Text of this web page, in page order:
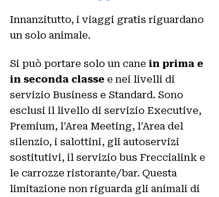
Innanzitutto, i viaggi gratis riguardano
un solo animale.
Si può portare solo un cane in prima e
in seconda classe e nei livelli di
servizio Business e Standard. Sono
esclusi il livello di servizio Executive,
Premium, l’Area Meeting, l’Area del
silenzio, i salottini, gli autoservizi
sostitutivi, il servizio bus Freccialink e
le carrozze ristorante/bar. Questa
limitazione non riguarda gli animali di